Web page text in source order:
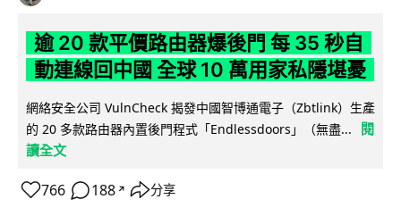
逾 20 款平價路由器爆後門 每 35 秒自
動連線回中國 全球 10 萬用家私隱堪憂
網絡安全公司 VulnCheck 揭發中國智博通電子（Zbtlink）生產
的 20 多款路由器內置後門程式「Endlessdoors」（無盡...
閱
讀全文
766 188 ↗ 分享